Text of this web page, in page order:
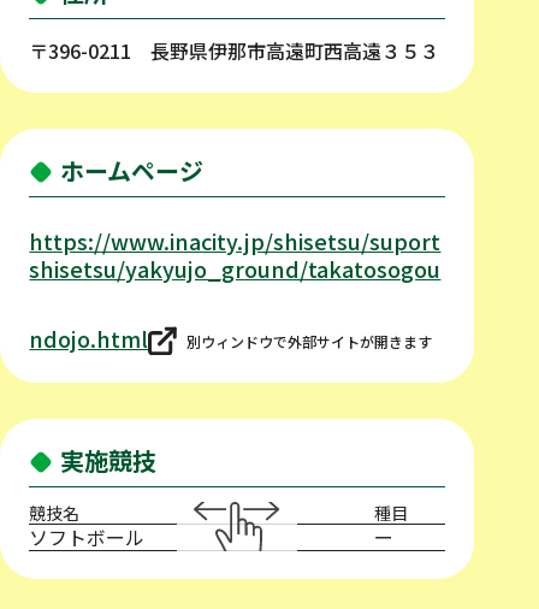
〒396-0211 長野県伊那市高遠町西高遠３５３
ホームページ
https://www.inacity.jp/shisetsu/suport
shisetsu/yakyujo_ground/takatosogou
ndojo.html 別ウィンドウで外部サイトが開きます
実施競技
競技名 種目
ソフトボール ー